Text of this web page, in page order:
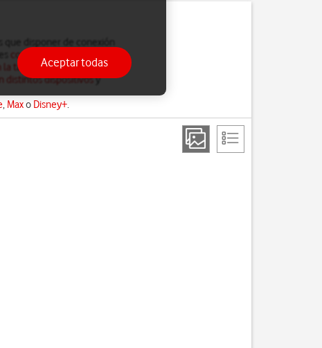
configurar el APN de tu
tablet
distintos dispositivosy
, Maxo Disney+.
Aceptar todas